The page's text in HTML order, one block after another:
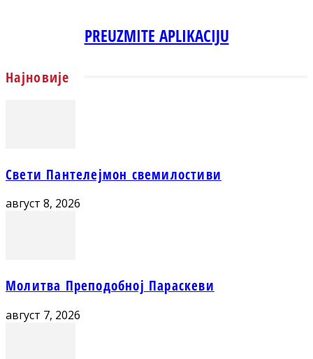
PREUZMITE APLIKACIJU
Најновије
Свети Пантелејмон свемилостиви
август 8, 2026
Молитва Преподобној Параскеви
август 7, 2026